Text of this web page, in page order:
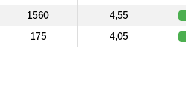
1560 4,55
175 4,05